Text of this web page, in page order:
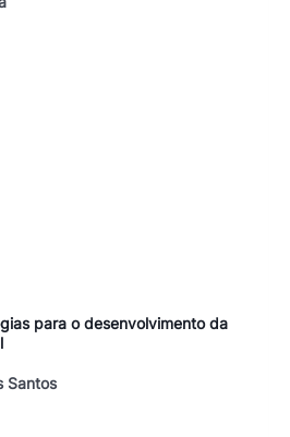
para o desenvolvimento da
Santos